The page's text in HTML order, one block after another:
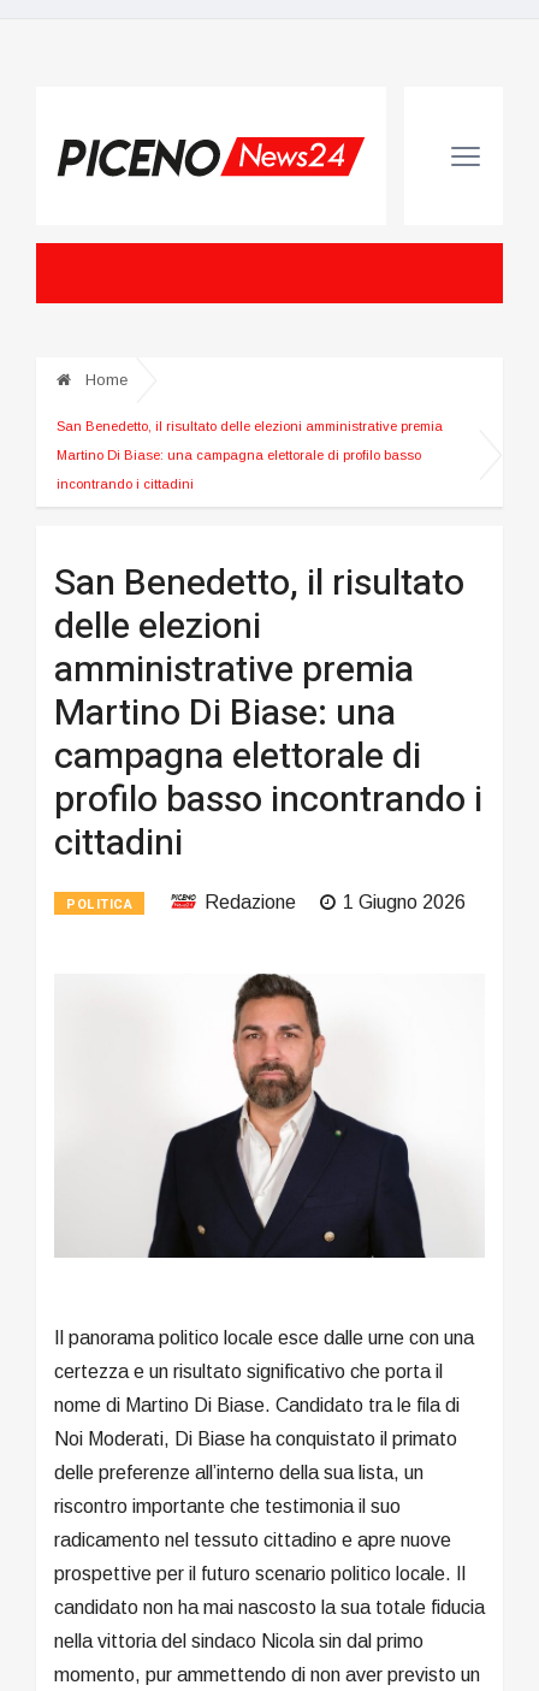
Home
San Benedetto, il risultato delle elezioni amministrative premia
Martino Di Biase: una campagna elettorale di profilo basso
incontrando i cittadini
San Benedetto, il risultato
delle elezioni
amministrative premia
Martino Di Biase: una
campagna elettorale di
profilo basso incontrando i
cittadini
POLITICA Redazione 1 Giugno 2026
Il panorama politico locale esce dalle urne con una
certezza e un risultato significativo che porta il
nome di Martino Di Biase. Candidato tra le fila di
Noi Moderati, Di Biase ha conquistato il primato
delle preferenze all’interno della sua lista, un
riscontro importante che testimonia il suo
radicamento nel tessuto cittadino e apre nuove
prospettive per il futuro scenario politico locale. Il
candidato non ha mai nascosto la sua totale fiducia
nella vittoria del sindaco Nicola sin dal primo
momento, pur ammettendo di non aver previsto un